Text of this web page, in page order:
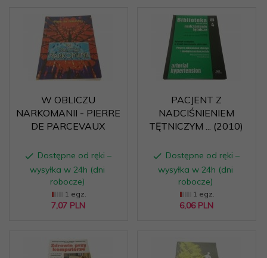
W OBLICZU
NARKOMANII - PIERRE
DE PARCEVAUX
Dostępne od ręki –
wysyłka w 24h (dni
robocze)
1 egz.
7,07 PLN
PACJENT Z
NADCIŚNIENIEM
TĘTNICZYM ... (2010)
Dostępne od ręki –
wysyłka w 24h (dni
robocze)
1 egz.
6,06 PLN